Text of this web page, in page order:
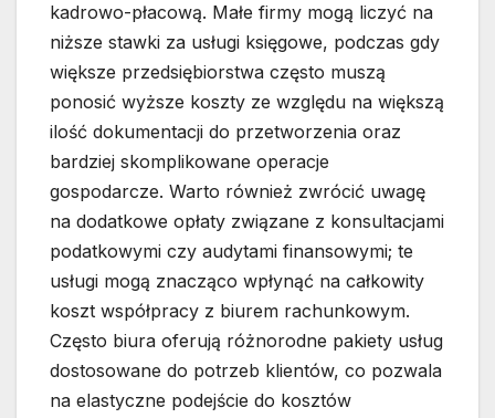
kadrowo-płacową. Małe firmy mogą liczyć na
niższe stawki za usługi księgowe, podczas gdy
większe przedsiębiorstwa często muszą
ponosić wyższe koszty ze względu na większą
ilość dokumentacji do przetworzenia oraz
bardziej skomplikowane operacje
gospodarcze. Warto również zwrócić uwagę
na dodatkowe opłaty związane z konsultacjami
podatkowymi czy audytami finansowymi; te
usługi mogą znacząco wpłynąć na całkowity
koszt współpracy z biurem rachunkowym.
Często biura oferują różnorodne pakiety usług
dostosowane do potrzeb klientów, co pozwala
na elastyczne podejście do kosztów